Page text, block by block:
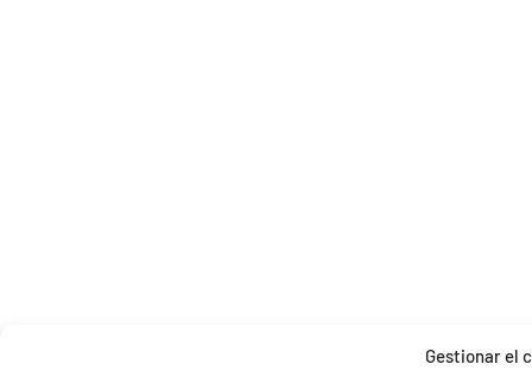
Gestionar el